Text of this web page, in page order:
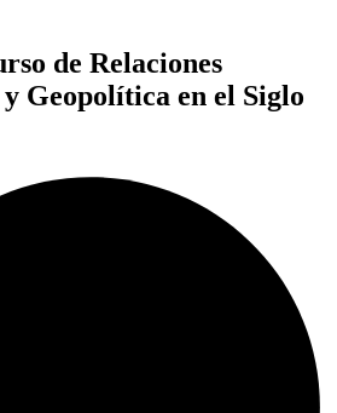
de Relaciones
Geopolítica en el Siglo